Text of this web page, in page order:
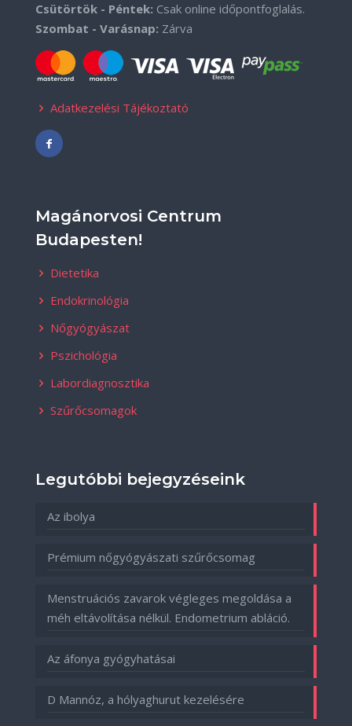
Csütörtök - Péntek: Csak online időpontfoglalás.
Szombat - Varásnap: Zárva
Adatkezelési Tájékoztató
Magánorvosi Centrum
Budapesten!
Dietetika
Endokrinológia
Nőgyógyászat
Pszichológia
Labordiagnosztika
Szűrőcsomagok
Legutóbbi bejegyzéseink
Az ibolya
Prémium nőgyógyászati szűrőcsomag
Menstruációs zavarok végleges megoldása a
méh eltávolítása nélkül. Endometrium abláció.
Az áfonya gyógyhatásai
D Mannóz, a hólyaghurut kezelésére